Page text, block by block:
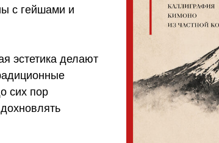
с гейшами и
эстетика делают
сих пор